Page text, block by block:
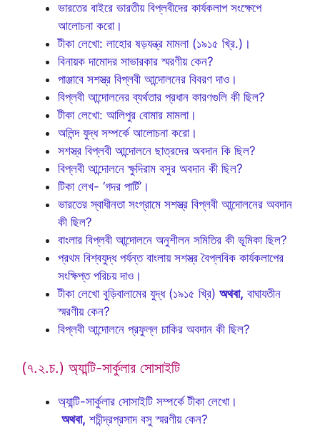
ভারতের বাইরে ভারতীয় বিপ্লবীদের কার্যকলাপ সংক্ষেপে
আলোচনা করো।
টীকা লেখো: লাহোর ষড়যন্ত্র মামলা (১৯১৫ খ্রি.)।
বিনায়ক দামোদর সাভারকার স্মরণীয় কেন?
পাঞ্জাবে সশস্ত্র বিপ্লবী আন্দোলনের বিবরণ দাও।
বিপ্লবী আন্দোলনের ব্যর্থতার প্রধান কারণগুলি কী ছিল?
টীকা লেখো: আলিপুর বোমার মামলা।
অলিন্দ যুদ্ধ সম্পর্কে আলোচনা করো।
সশস্ত্র বিপ্লবী আন্দোলনে ছাত্রদের অবদান কি ছিল?
বিপ্লবী আন্দোলনে ক্ষুদিরাম বসুর অবদান কী ছিল?
টিকা লেখ- ‘গদর পার্টি’।
ভারতের স্বাধীনতা সংগ্রামে সশস্ত্র বিপ্লবী আন্দোলনের অবদান
কী ছিল?
বাংলার বিপ্লবী আন্দোলনে অনুশীলন সমিতির কী ভূমিকা ছিল?
প্রথম বিশ্বযুদ্ধ পর্যন্ত বাংলায় সশস্ত্র বৈপ্লবিক কার্যকলাপের
সংক্ষিপ্ত পরিচয় দাও।
টীকা লেখো বুড়িবালামের যুদ্ধ (১৯১৫ খ্রি) অথবা, বাঘাযতীন
স্মরণীয় কেন?
বিপ্লবী আন্দোলনে প্রফুল্ল চাকির অবদান কী ছিল?
(৭.২.চ.) অ্যান্টি-সার্কুলার সোসাইটি
অ্যান্টি-সার্কুলার সোসাইটি সম্পর্কে টীকা লেখো।
অথবা, শচীন্দ্রপ্রসাদ বসু স্মরণীয় কেন?